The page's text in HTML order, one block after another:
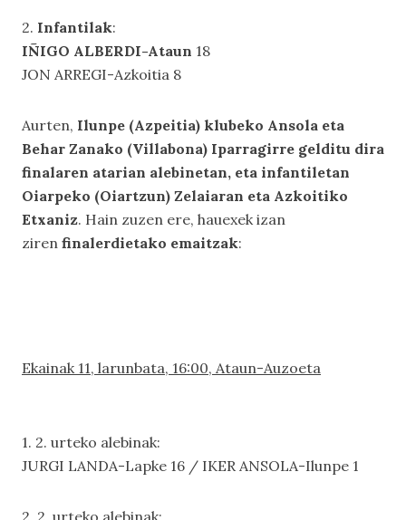
2. Infantilak:
IÑIGO ALBERDI-Ataun 18
JON ARREGI-Azkoitia 8
Aurten, Ilunpe (Azpeitia) klubeko Ansola eta
Behar Zanako (Villabona) Iparragirre gelditu dira
finalaren atarian alebinetan, eta infantiletan
Oiarpeko (Oiartzun) Zelaiaran eta Azkoitiko
Etxaniz. Hain zuzen ere, hauexek izan
ziren finalerdietako emaitzak:
Ekainak 11, larunbata, 16:00, Ataun-Auzoeta
1. 2. urteko alebinak:
JURGI LANDA-Lapke 16 / IKER ANSOLA-Ilunpe 1
2. 2. urteko alebinak: